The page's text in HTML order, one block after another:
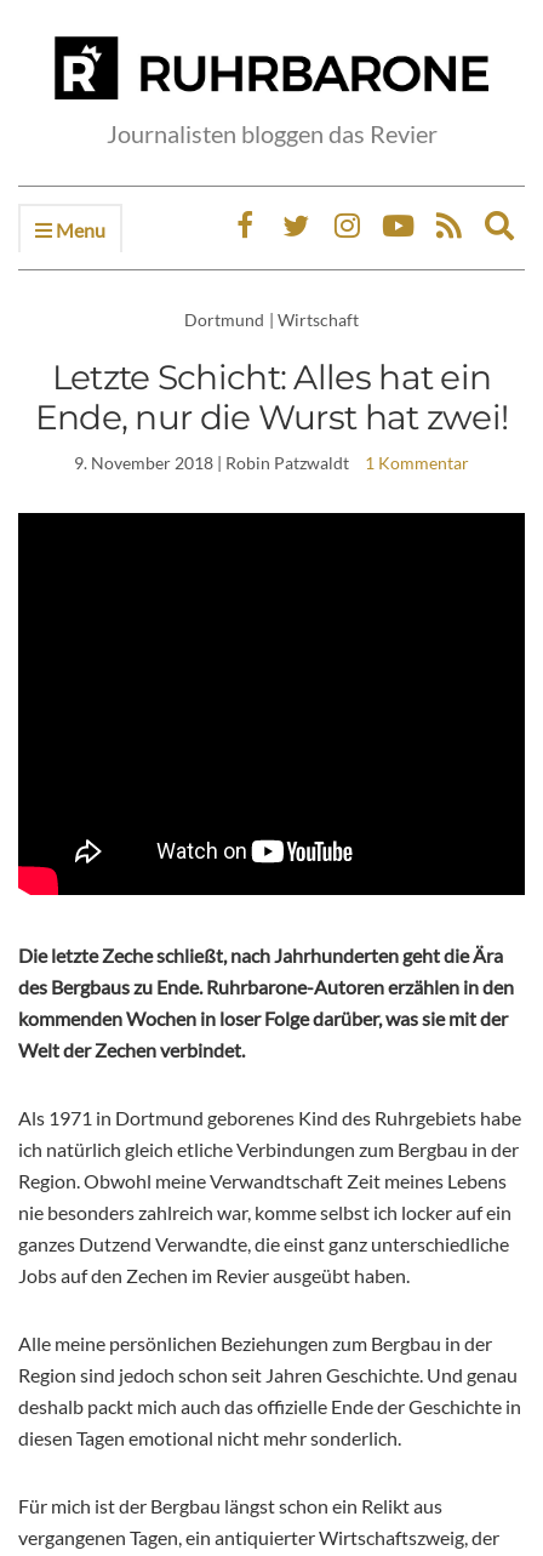
Journalisten bloggen das Revier
Menu
Dortmund | Wirtschaft
Letzte Schicht: Alles hat ein
Ende, nur die Wurst hat zwei!
9. November 2018 | Robin Patzwaldt 1 Kommentar
Die letzte Zeche schließt, nach Jahrhunderten geht die Ära
des Bergbaus zu Ende. Ruhrbarone-Autoren erzählen in den
kommenden Wochen in loser Folge darüber, was sie mit der
Welt der Zechen verbindet.
Als 1971 in Dortmund geborenes Kind des Ruhrgebiets habe
ich natürlich gleich etliche Verbindungen zum Bergbau in der
Region. Obwohl meine Verwandtschaft Zeit meines Lebens
nie besonders zahlreich war, komme selbst ich locker auf ein
ganzes Dutzend Verwandte, die einst ganz unterschiedliche
Jobs auf den Zechen im Revier ausgeübt haben.
Alle meine persönlichen Beziehungen zum Bergbau in der
Region sind jedoch schon seit Jahren Geschichte. Und genau
deshalb packt mich auch das offizielle Ende der Geschichte in
diesen Tagen emotional nicht mehr sonderlich.
Für mich ist der Bergbau längst schon ein Relikt aus
vergangenen Tagen, ein antiquierter Wirtschaftszweig, der